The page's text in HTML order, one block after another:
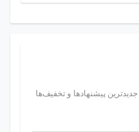
پیشنهادها و تخفیف‌ها